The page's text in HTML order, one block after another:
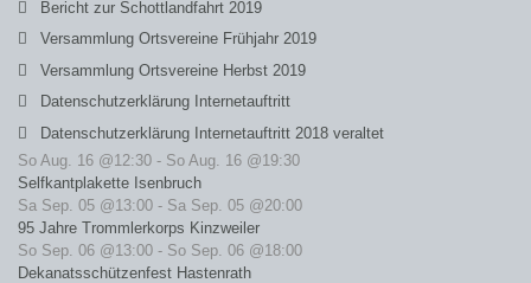
Bericht zur Schottlandfahrt 2019
Versammlung Ortsvereine Frühjahr 2019
Versammlung Ortsvereine Herbst 2019
Datenschutzerklärung Internetauftritt
Datenschutzerklärung Internetauftritt 2018 veraltet
So Aug. 16 @12:30 - So Aug. 16 @19:30
Selfkantplakette Isenbruch
Sa Sep. 05 @13:00 - Sa Sep. 05 @20:00
95 Jahre Trommlerkorps Kinzweiler
So Sep. 06 @13:00 - So Sep. 06 @18:00
Dekanatsschützenfest Hastenrath